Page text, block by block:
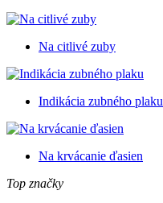
Na citlivé zuby
Indikácia zubného plaku
Na krvácanie ďasien
Top značky